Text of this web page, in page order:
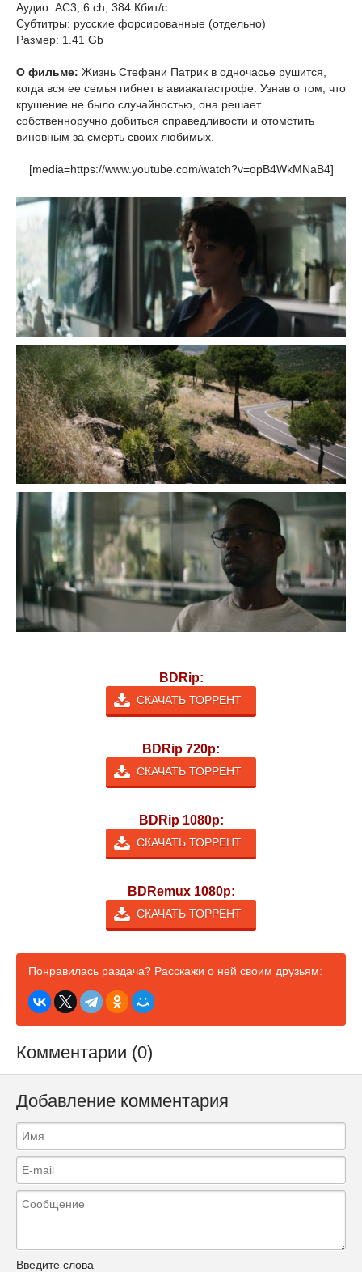
Аудио: AC3, 6 ch, 384 Кбит/с
Субтитры: русские форсированные (отдельно)
Размер: 1.41 Gb
О фильме: Жизнь Стефани Патрик в одночасье рушится,
когда вся ее семья гибнет в авиакатастрофе. Узнав о том, что
крушение не было случайностью, она решает
собственноручно добиться справедливости и отомстить
виновным за смерть своих любимых.
[media=https://www.youtube.com/watch?v=opB4WkMNaB4]
BDRip:
СКАЧАТЬ ТОРРЕНТ
BDRip 720p:
СКАЧАТЬ ТОРРЕНТ
BDRip 1080p:
СКАЧАТЬ ТОРРЕНТ
BDRemux 1080p:
СКАЧАТЬ ТОРРЕНТ
Понравилась раздача? Расскажи о ней своим друзьям:
Комментарии (0)
Добавление комментария
Введите слова